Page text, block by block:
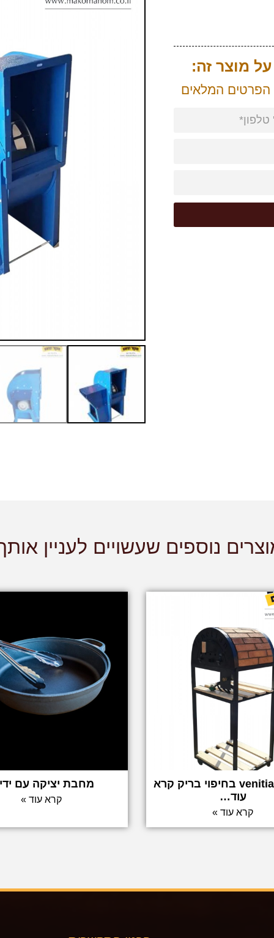
מוצר זה:
הפרטים המלאים
נוספים שעשויים לעניין
טאבון venitian בחיפוי בריק קרא
עוד…
קרא עוד »
מחבת יציקה עם
קרא עוד »